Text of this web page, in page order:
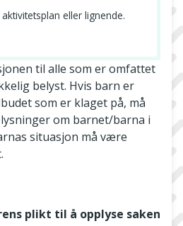
eller lignende.
til alle som er omfattet
belyst. Hvis barn er
som er klaget på, må
om barnet/barna i
situasjon må være
plikt til å opplyse saken